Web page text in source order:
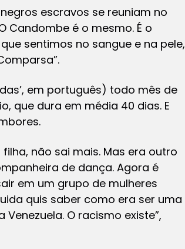
escravos se reuniam no
Candombe é o mesmo. É o
sentimos no sangue e na pele,
em português) todo mês de
que dura em média 40 dias. E
não sai mais. Mas era outro
de dança. Agora é
em um grupo de mulheres
quis saber como era ser uma
Venezuela. O racismo existe”,